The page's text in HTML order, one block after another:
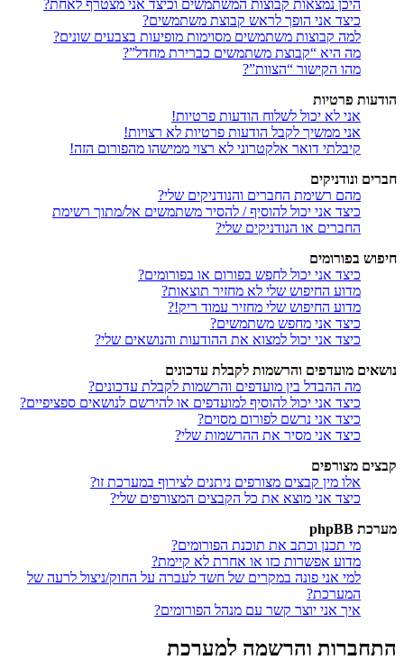
היכן נמצאות קבוצות המשתמשים וכיצד אני מצטרף לאחת?
כיצד אני הופך לראש קבוצת משתמשים?
למה קבוצות משתמשים מסוימות מופיעות בצבעים שונים?
מה היא “קבוצת משתמשים כברירת מחדל”?
מהו הקישור “הצוות”?
הודעות פרטיות
אני לא יכול לשלוח הודעות פרטיות!
אני ממשיך לקבל הודעות פרטיות לא רצויות!
קיבלתי דואר אלקטרוני לא רצוי ממישהו מהפורום הזה!
חברים ונודניקים
מהם רשימת החברים והנודניקים שלי?
כיצד אני יכול להוסיף / להסיר משתמשים אל/מתוך רשימת
החברים או הנודניקים שלי?
חיפוש בפורומים
כיצד אני יכול לחפש בפורום או בפורומים?
מדוע החיפוש שלי לא מחזיר תוצאות?
מדוע החיפוש שלי מחזיר עמוד ריק!?
כיצד אני מחפש משתמשים?
כיצד אני יכול למצוא את ההודעות והנושאים שלי?
נושאים מועדפים והרשמות לקבלת עדכונים
מה ההבדל בין מועדפים והרשמות לקבלת עדכונים?
כיצד אני יכול להוסיף למועדפים או להירשם לנושאים ספציפיים?
כיצד אני נרשם לפורום מסוים?
כיצד אני מסיר את ההרשמות שלי?
קבצים מצורפים
אלו מין קבצים מצורפים ניתנים לצירוף במערכת זו?
כיצד אני מוצא את כל הקבצים המצורפים שלי?
מערכת phpBB
מי תכנן וכתב את תוכנת הפורומים?
מדוע אפשרות כזו או אחרת לא קיימת?
למי אני פונה במקרים של חשד לעברה על החוק/ניצול לרעה של
המערכת?
איך אני יוצר קשר עם מנהל הפורומים?
התחברות והרשמה למערכת